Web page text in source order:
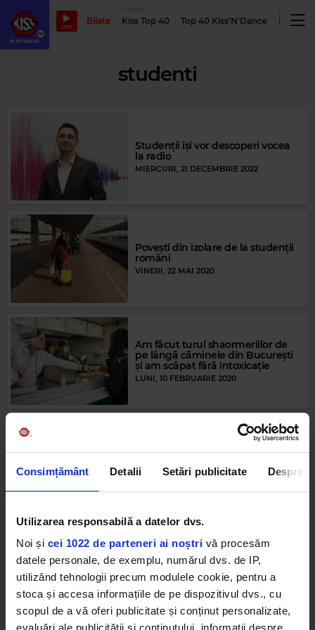
Consimțământ Detalii Setări publicitate Despre
Utilizarea responsabilă a datelor dvs.
Noi și cei 1022 de parteneri ai noștri vă procesăm
datele personale, de exemplu, numărul dvs. de IP,
utilizând tehnologii precum modulele cookie, pentru a
stoca și accesa informațiile de pe dispozitivul dvs., cu
scopul de a vă oferi publicitate și conținut personalizate,
evaluări ale publicității și conținutului, informații despre
LIVE
Bilete Kiss Top 40 Top 40 Kiss'N'Dance
studenti
Studenții își vor descoperi vocea
la radio
MIERCURI, 21 DECEMBRIE 2022
Povești din izolare de la studenții
români
VINERI, 22 MAI 2020
Am făcut turul shaormeriilor de
pe lângă căminele din București
și am scăpat fără intoxicație
LUNI, 10 FEBRUARIE 2020
cămin, departe de rude
LUNI, 30 DECEMBRIE 2019
Scriu doctoratele altora pe bani
grei și nu dau greș (aproape)
niciodată
LUNI, 30 DECEMBRIE 2019